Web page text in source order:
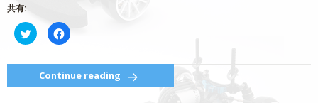
共有:
ク
リ
し
て
Twitter
で
Facebook
で
す
る
に
は
Continue reading